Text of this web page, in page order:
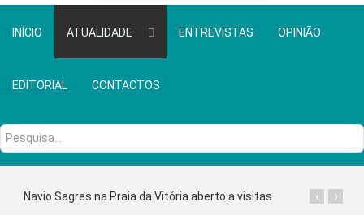
INÍCIO ATUALIDADE ENTREVISTAS OPINIÃO
EDITORIAL CONTACTOS
Pesquisa...
Navio Sagres na Praia da Vitória aberto a visitas ›
‹